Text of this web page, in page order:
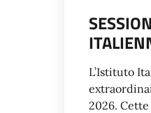
L’Istituto
2026.